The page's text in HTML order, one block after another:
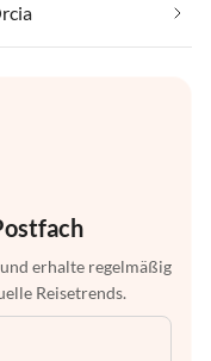
erhalte regelmäßig
Reisetrends.